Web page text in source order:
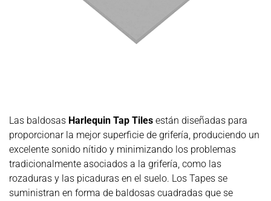
Las baldosas Harlequin Tap Tiles están diseñadas para
proporcionar la mejor superficie de grifería, produciendo un
excelente sonido nítido y minimizando los problemas
tradicionalmente asociados a la grifería, como las
rozaduras y las picaduras en el suelo. Los Tapes se
suministran en forma de baldosas cuadradas que se